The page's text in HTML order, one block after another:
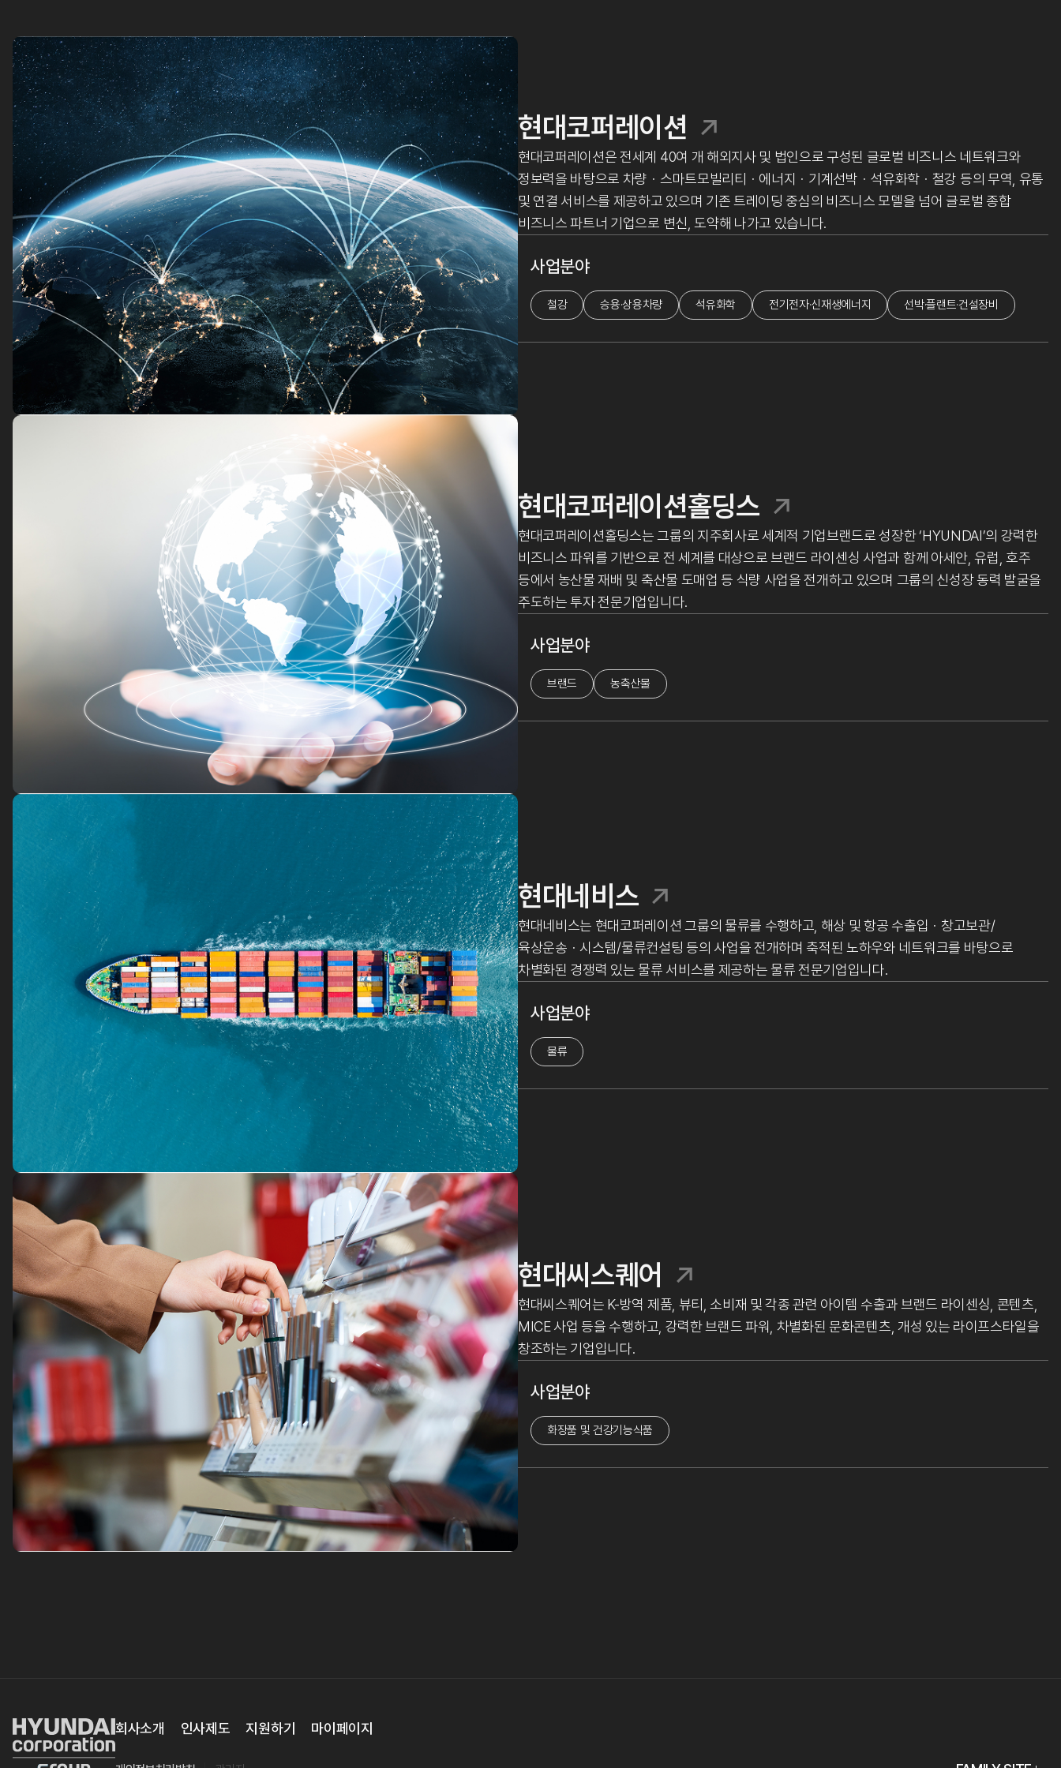
현대코퍼레이션
현대코퍼레이션은 전세계 40여 개 해외지사 및 법인으로 구성된 글로벌 비즈니스 네트워크와
정보력을 바탕으로 차량ㆍ스마트모빌리티ㆍ에너지ㆍ기계선박ㆍ석유화학ㆍ철강 등의 무역, 유통
및 연결 서비스를 제공하고 있으며 기존 트레이딩 중심의 비즈니스 모델을 넘어 글로벌 종합
비즈니스 파트너 기업으로 변신, 도약해 나가고 있습니다.
사업분야
철강 승용·상용차량 석유화학 전기전자·신재생에너지 선박·플랜트·건설장비
현대코퍼레이션홀딩스
현대코퍼레이션홀딩스는 그룹의 지주회사로 세계적 기업브랜드로 성장한 ‘HYUNDAI’의 강력한
비즈니스 파워를 기반으로 전 세계를 대상으로 브랜드 라이센싱 사업과 함께 아세안, 유럽, 호주
등에서 농산물 재배 및 축산물 도매업 등 식량 사업을 전개하고 있으며 그룹의 신성장 동력 발굴을
주도하는 투자 전문기업입니다.
사업분야
브랜드 농축산물
현대네비스
현대네비스는 현대코퍼레이션 그룹의 물류를 수행하고, 해상 및 항공 수출입ㆍ창고보관/
육상운송ㆍ시스템/물류컨설팅 등의 사업을 전개하며 축적된 노하우와 네트워크를 바탕으로
차별화된 경쟁력 있는 물류 서비스를 제공하는 물류 전문기업입니다.
사업분야
물류
현대씨스퀘어
현대씨스퀘어는 K-방역 제품, 뷰티, 소비재 및 각종 관련 아이템 수출과 브랜드 라이센싱, 콘텐츠,
MICE 사업 등을 수행하고, 강력한 브랜드 파워, 차별화된 문화콘텐츠, 개성 있는 라이프스타일을
창조하는 기업입니다.
사업분야
화장품 및 건강기능식품
회사소개 인사제도 지원하기 마이페이지